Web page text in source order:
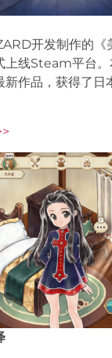
开发制作的《
上线Steam平台
新作品，获得了日